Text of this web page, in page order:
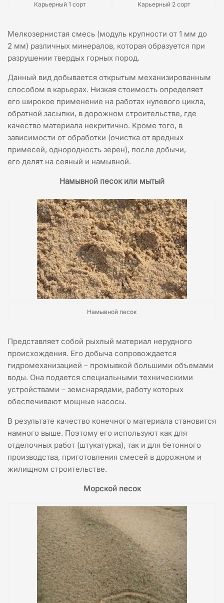
Карьерный 1 сорт Карьерный 2 сорт
Мелкозернистая смесь (модуль крупности от 1 мм до
2 мм) различных минералов, которая образуется при
разрушении твердых горных пород.
Данный вид добывается открытым механизированным
способом в карьерах. Низкая стоимость определяет
его широкое применение на работах нулевого цикла,
обратной засыпки, в дорожном строительстве, где
качество материала некритично. Кроме того, в
зависимости от обработки (очистка от вредных
примесей, однородность зерен), после добычи,
его делят на сеяный и намывной.
Намывной песок или мытый
Намывной песок
Представляет собой рыхлый материал нерудного
происхождения. Его добыча сопровождается
гидромеханизацией – промывкой большими объемами
воды. Она подается специальными техническими
устройствами – земснарядами, работу которых
обеспечивают мощные насосы.
В результате качество конечного материала становится
намного выше. Поэтому его используют как для
отделочных работ (штукатурка), так и для бетонного
производства, приготовления смесей в дорожном и
жилищном строительстве.
Морской песок